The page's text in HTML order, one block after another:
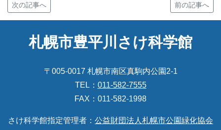
次の記事へ 前の記事へ
札幌市豊平川さけ科学館
〒005-0017 札幌市南区真駒内公園2-1
TEL： 011-582-7555
FAX：011-582-1998
さけ科学館指定管理者： 公益財団法人札幌市公園緑化協会